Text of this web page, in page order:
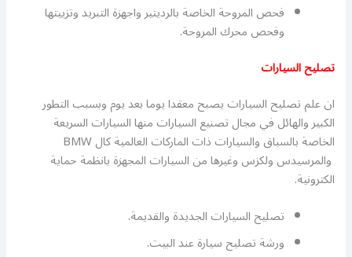
فحص المروحة الخاصة بالرديتير واجهزة التبريد وتزييتها
وفحص محرك المروحة.
تصليح السيارات
ان علم تصليح السيارات يصبح معقدا يوما بعد يوم وبسبب التطور
الكبير والهائل في مجال تصنيع السيارات منها السيارات السريعة
الخاصة بالسباق والسيارات ذات الماركات العالمية كال BMW
والمرسيدس ولكزس وغيرها من السيارات المجهزة بانظمة حماية
الكترونية.
تصليح السيارات الجديدة والقديمة.
ورشة تصليح سيارة عند البيت.